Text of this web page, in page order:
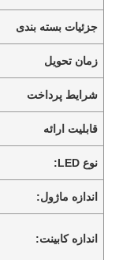
جزئیات بسته بندی
زمان تحویل
شرایط پرداخت
قابلیت ارائه
نوع LED:
اندازه ماژول:
اندازه کابینت: